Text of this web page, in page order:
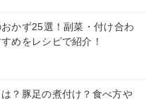
かず25選！副菜・付け合わ
めをレシピで紹介！
？豚足の煮付け？食べ方や